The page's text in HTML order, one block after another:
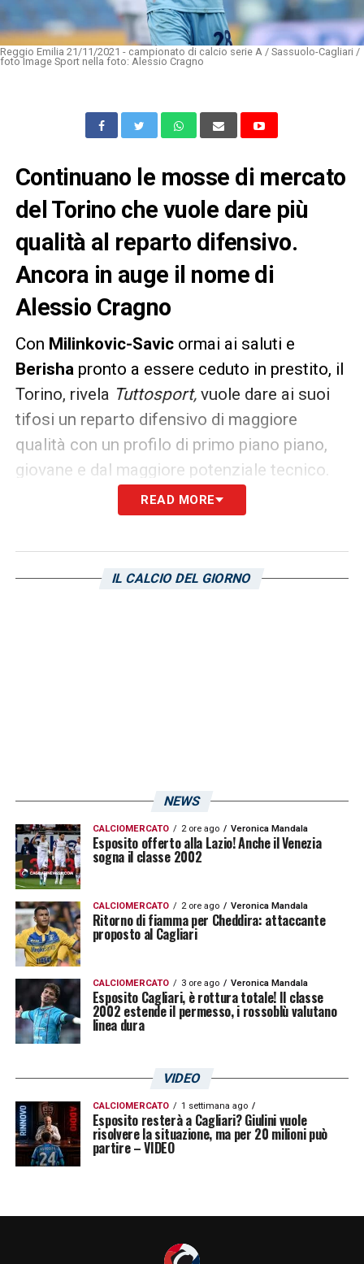
Reggio Emilia 21/11/2021 - campionato di calcio serie A / Sassuolo-Cagliari /
foto Image Sport nella foto: Alessio Cragno
Continuano le mosse di mercato
del Torino che vuole dare più
qualità al reparto difensivo.
Ancora in auge il nome di
Alessio Cragno
Con Milinkovic-Savic ormai ai saluti e
Berisha pronto a essere ceduto in prestito, il
Torino, rivela Tuttosport,vuole dare ai suoi
tifosi un reparto difensivo di maggiore
qualità con un profilo di primo piano piano,
giovane e dal maggiore potenziale tecnico.
Ancora in auge, nella lista degli acquisti di
Vagnati,Alessio Cragno
straniere sondate, soprattutto dal punto di
READ MORE
IL CALCIO DEL GIORNO
NEWS
CALCIOMERCATO 2 ore ago Veronica Mandala
Esposito offerto alla Lazio! Anche il Venezia
sogna il classe 2002
CALCIOMERCATO 2 ore ago Veronica Mandala
Ritorno di fiamma per Cheddira: attaccante
proposto al Cagliari
CALCIOMERCATO 3 ore ago Veronica Mandala
Esposito Cagliari, è rottura totale! Il classe
2002 estende il permesso, i rossoblù valutano
linea dura
VIDEO
CALCIOMERCATO 1 settimana ago
Esposito resterà a Cagliari? Giulini vuole
risolvere la situazione, ma per 20 milioni può
partire – VIDEO